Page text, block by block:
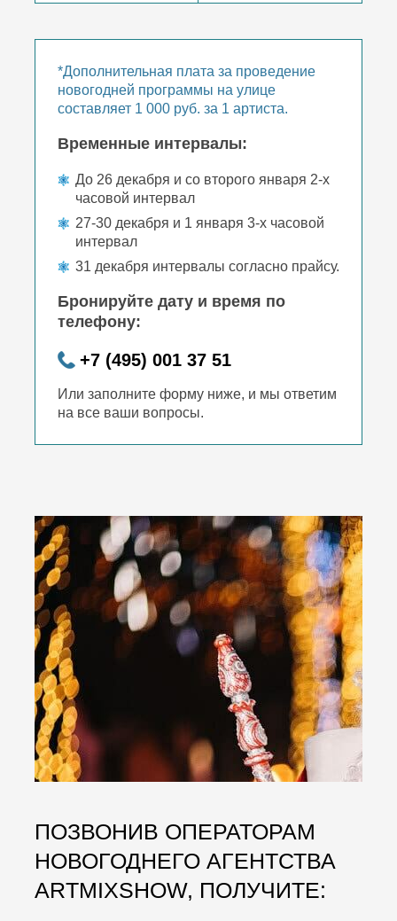
*Дополнительная плата за проведение
новогодней программы на улице
составляет 1 000 руб. за 1 артиста.
Временные интервалы:
До 26 декабря и со второго января 2-х
часовой интервал
27-30 декабря и 1 января 3-х часовой
интервал
31 декабря интервалы согласно прайсу.
Бронируйте дату и время по
телефону:
+7 (495) 001 37 51
Или заполните форму ниже, и мы ответим
на все ваши вопросы.
ПОЗВОНИВ ОПЕРАТОРАМ
НОВОГОДНЕГО АГЕНТСТВА
ARTMIXSHOW, ПОЛУЧИТЕ: